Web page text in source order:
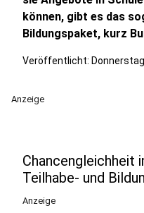
können, gibt es das
Bildungspaket, kurz
Veröffentlicht:
Anzeige
Chancengleichheit
Teilhabe- und
Anzeige